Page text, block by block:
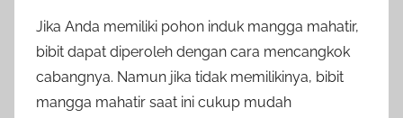
Jika Anda memiliki pohon induk mangga mahatir,
bibit dapat diperoleh dengan cara mencangkok
cabangnya. Namun jika tidak memilikinya, bibit
mangga mahatir saat ini cukup mudah